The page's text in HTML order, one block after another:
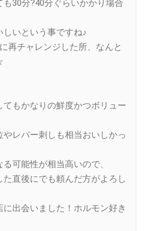
30分?40分ぐらいかかり場合
いという事ですね♪
再チャレンジした所、なんと
もかなりの鮮度かつボリュー
レバー刺しも相当おいしかっ
可能性が相当高いので、
直後にでも頼んだ方がよろし
出会いました！ホルモン好き